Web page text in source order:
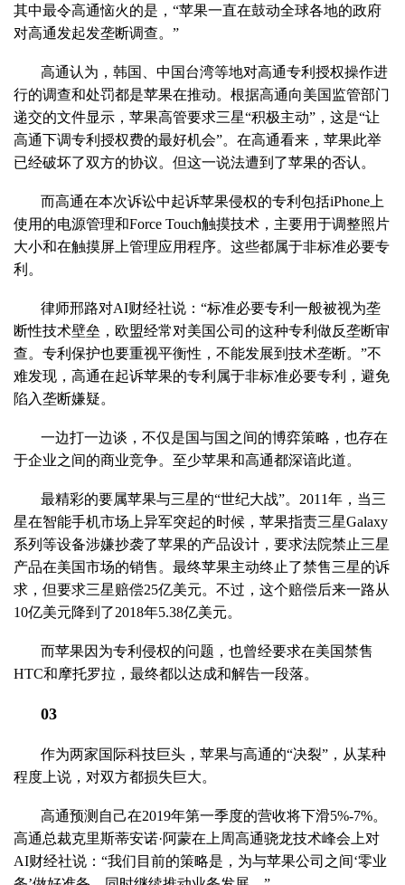
其中最令高通恼火的是，“苹果一直在鼓动全球各地的政府
对高通发起发垄断调查。”
高通认为，韩国、中国台湾等地对高通专利授权操作进
行的调查和处罚都是苹果在推动。根据高通向美国监管部门
递交的文件显示，苹果高管要求三星“积极主动”，这是“让
高通下调专利授权费的最好机会”。在高通看来，苹果此举
已经破坏了双方的协议。但这一说法遭到了苹果的否认。
而高通在本次诉讼中起诉苹果侵权的专利包括iPhone上
使用的电源管理和Force Touch触摸技术，主要用于调整照片
大小和在触摸屏上管理应用程序。这些都属于非标准必要专
利。
律师邢路对AI财经社说：“标准必要专利一般被视为垄
断性技术壁垒，欧盟经常对美国公司的这种专利做反垄断审
查。专利保护也要重视平衡性，不能发展到技术垄断。”不
难发现，高通在起诉苹果的专利属于非标准必要专利，避免
陷入垄断嫌疑。
一边打一边谈，不仅是国与国之间的博弈策略，也存在
于企业之间的商业竞争。至少苹果和高通都深谙此道。
最精彩的要属苹果与三星的“世纪大战”。2011年，当三
星在智能手机市场上异军突起的时候，苹果指责三星Galaxy
系列等设备涉嫌抄袭了苹果的产品设计，要求法院禁止三星
产品在美国市场的销售。最终苹果主动终止了禁售三星的诉
求，但要求三星赔偿25亿美元。不过，这个赔偿后来一路从
10亿美元降到了2018年5.38亿美元。
而苹果因为专利侵权的问题，也曾经要求在美国禁售
HTC和摩托罗拉，最终都以达成和解告一段落。
03
作为两家国际科技巨头，苹果与高通的“决裂”，从某种
程度上说，对双方都损失巨大。
高通预测自己在2019年第一季度的营收将下滑5%-7%。
高通总裁克里斯蒂安诺·阿蒙在上周高通骁龙技术峰会上对
AI财经社说：“我们目前的策略是，为与苹果公司之间‘零业